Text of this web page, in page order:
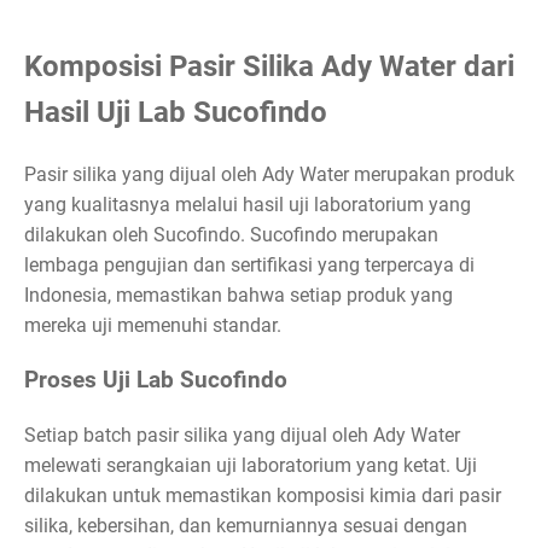
Komposisi Pasir Silika Ady Water dari
Hasil Uji Lab Sucofindo
Pasir silika yang dijual oleh Ady Water merupakan produk
yang kualitasnya melalui hasil uji laboratorium yang
dilakukan oleh Sucofindo. Sucofindo merupakan
lembaga pengujian dan sertifikasi yang terpercaya di
Indonesia, memastikan bahwa setiap produk yang
mereka uji memenuhi standar.
Proses Uji Lab Sucofindo
Setiap batch pasir silika yang dijual oleh Ady Water
melewati serangkaian uji laboratorium yang ketat. Uji
dilakukan untuk memastikan komposisi kimia dari pasir
silika, kebersihan, dan kemurniannya sesuai dengan